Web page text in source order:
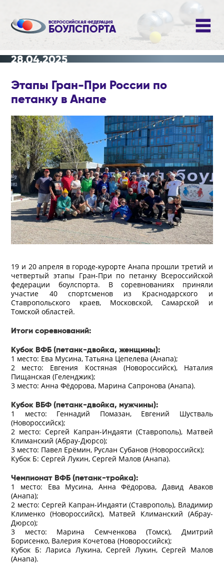
ВСЕРОССИЙСКАЯ ФЕДЕРАЦИЯ
БОУЛСПОРТА
28.04.2025
Этапы Гран-При России по
петанку в Анапе
19 и 20 апреля в городе-курорте Анапа прошли третий и
четвертый этапы Гран-При по петанку Всероссийской
федерации боулспорта. В соревнованиях приняли
участие 40 спортсменов из Краснодарского и
Ставропольского краев, Московской, Самарской и
Томской областей.
Итоги соревнований:
Кубок ВФБ (петанк-двойка, женщины):
1 место: Ева Мусина, Татьяна Цепелева (Анапа);
2 место: Евгения Костяная (Новороссийск), Наталия
Пищанская (Геленджик);
3 место: Анна Фёдорова, Марина Сапронова (Анапа).
Кубок ВБФ (петанк-двойка, мужчины):
1 место: Геннадий Помазан, Евгений Шустваль
(Новороссийск);
2 место: Сергей Капран-Индаяти (Ставрополь), Матвей
Климанский (Абрау-Дюрсо);
3 место: Павел Ерёмин, Руслан Субанов (Новороссийск);
Кубок Б: Сергей Лукин, Сергей Малов (Анапа).
Чемпионат ВФБ (петанк-тройка):
1 место: Ева Мусина, Анна Фёдорова, Давид Аваков
(Анапа);
2 место: Сергей Капран-Индаяти (Ставрополь), Владимир
Клименко (Новороссийск), Матвей Климанский (Абрау-
Дюрсо);
3 место: Марина Семченкова (Томск), Дмитрий
Борисенко, Валерия Кочетова (Новороссийск);
Кубок Б: Лариса Лукина, Сергей Лукин, Сергей Малов
(Анапа).